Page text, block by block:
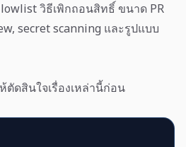
วิธีเพิกถอนสิทธิ์ ขนาด PR
secret scanning และรูปแบบ
ตัดสินใจเรื่องเหล่านี้ก่อน